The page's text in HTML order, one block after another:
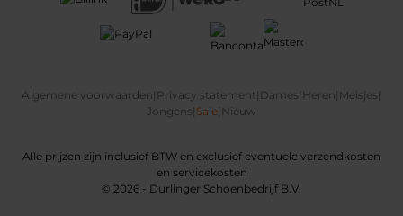
Algemene voorwaarden Privacy statement Dames Heren Meisjes
Jongens Sale Nieuw
Alle prijzen zijn inclusief BTW en exclusief eventuele verzendkosten
en servicekosten
© 2026 - Durlinger Schoenbedrijf B.V.